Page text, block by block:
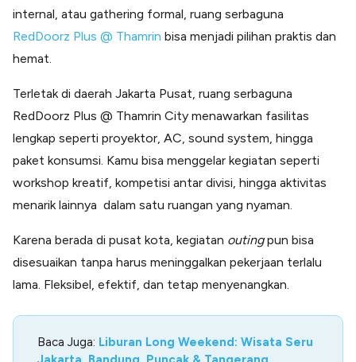
internal, atau gathering formal, ruang serbaguna
RedDoorz Plus @ Thamrin bisa menjadi pilihan praktis dan
hemat.
Terletak di daerah Jakarta Pusat, ruang serbaguna
RedDoorz Plus @ Thamrin City menawarkan fasilitas
lengkap seperti proyektor, AC, sound system, hingga
paket konsumsi. Kamu bisa menggelar kegiatan seperti
workshop kreatif, kompetisi antar divisi, hingga aktivitas
menarik lainnya dalam satu ruangan yang nyaman.
Karena berada di pusat kota, kegiatan outingpun bisa
disesuaikan tanpa harus meninggalkan pekerjaan terlalu
lama. Fleksibel, efektif, dan tetap menyenangkan.
Baca Juga: Liburan Long Weekend: Wisata Seru